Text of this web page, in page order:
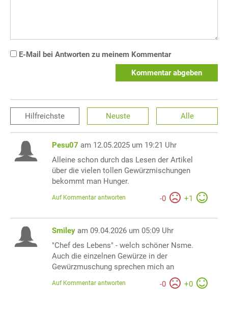
E-Mail bei Antworten zu meinem Kommentar
Kommentar abgeben
Hilfreichste Neuste Alle
Pesu07 am 12.05.2025 um 19:21 Uhr
Alleine schon durch das Lesen der Artikel
über die vielen tollen Gewürzmischungen
bekommt man Hunger.
-0 +1
Auf Kommentar antworten
Smiley am 09.04.2026 um 05:09 Uhr
"Chef des Lebens" - welch schöner Nsme.
Auch die einzelnen Gewürze in der
Gewürzmuschung sprechen mich an
-0 +0
Auf Kommentar antworten